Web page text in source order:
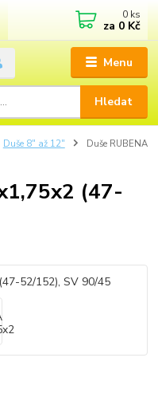
Menu
Hledat
0 ks
za 0 Kč
Duše 8" až 12"
Duše RUBENA
(47-